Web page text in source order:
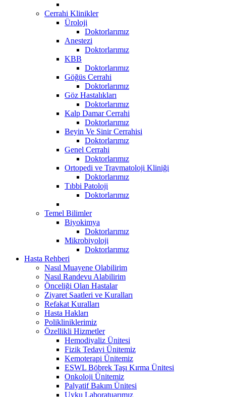
Cerrahi Klinikler
Üroloji
Doktorlarımız
Anestezi
Doktorlarımız
KBB
Doktorlarımız
Göğüs Cerrahi
Doktorlarımız
Göz Hastalıkları
Doktorlarımız
Kalp Damar Cerrahi
Doktorlarımız
Beyin Ve Sinir Cerrahisi
Doktorlarımız
Genel Cerrahi
Doktorlarımız
Ortopedi ve Travmatoloji Kliniği
Doktorlarımız
Tıbbi Patoloji
Doktorlarımız
Temel Bilimler
Biyokimya
Doktorlarımız
Mikrobiyoloji
Doktorlarımız
Hasta Rehberi
Nasıl Muayene Olabilirim
Nasıl Randevu Alabilirim
Önceliği Olan Hastalar
Ziyaret Saatleri ve Kuralları
Refakat Kuralları
Hasta Hakları
Polikliniklerimiz
Özellikli Hizmetler
Hemodiyaliz Ünitesi
Fizik Tedavi Ünitemiz
Kemoterapi Ünitemiz
ESWL Böbrek Taşı Kırma Ünitesi
Onkoloji Ünitemiz
Palyatif Bakım Ünitesi
Uyku Laboratuarımız